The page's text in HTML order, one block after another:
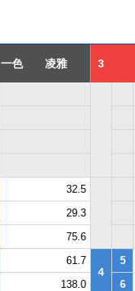
一色 凌雅 3
32.5
29.3
75.6
61.7
4
5
138.0 6